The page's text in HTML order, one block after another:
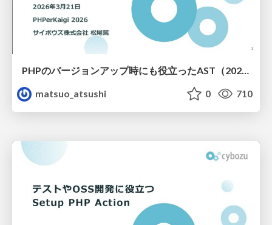
PHPのバージョンアップ時にも役立ったAST（2026年版）
matsuo_atsushi
0 710